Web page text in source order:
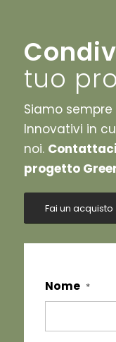
tuo
Siamo
Innovativi in
noi.
progetto
Fai un acquisto
Nome *